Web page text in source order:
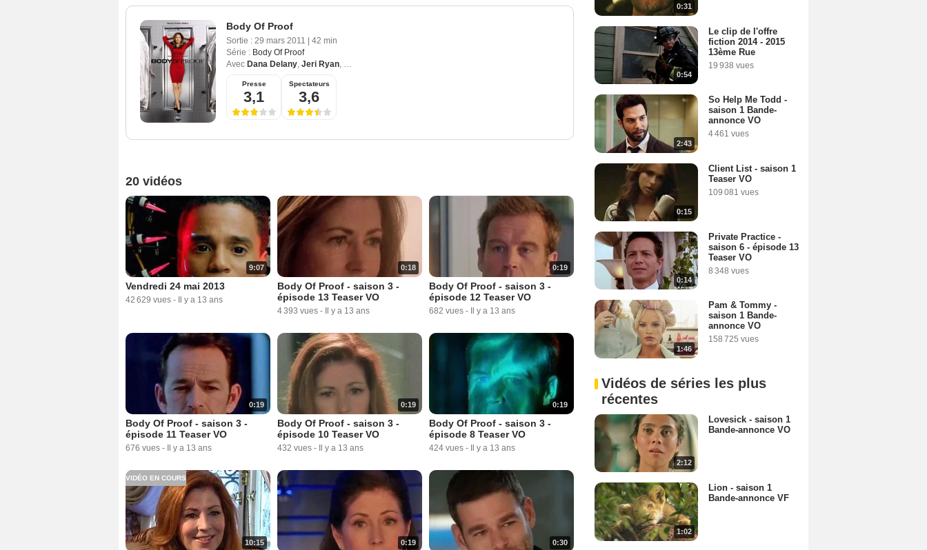
Body Of Proof
Sortie : 29 mars 2011
42 min
Série : Body Of Proof
Avec Dana Delany, Jeri Ryan, Geoffrey Arend
Presse
3,1
Spectateurs
3,6
20 vidéos
9:07
Vendredi 24 mai 2013
42 629 vues - Il y a 13 ans
0:18
Body Of Proof - saison 3 -
épisode 13 Teaser VO
4 393 vues - Il y a 13 ans
0:19
Body Of Proof - saison 3 -
épisode 12 Teaser VO
682 vues - Il y a 13 ans
0:19
Body Of Proof - saison 3 -
épisode 11 Teaser VO
676 vues - Il y a 13 ans
0:19
Body Of Proof - saison 3 -
épisode 10 Teaser VO
432 vues - Il y a 13 ans
0:19
Body Of Proof - saison 3 -
épisode 8 Teaser VO
424 vues - Il y a 13 ans
10:15
VIDÉO EN COURS
0:19 0:30
0:31
0:54
Le clip de l'offre
fiction 2014 - 2015
13ème Rue
19 938 vues
2:43
So Help Me Todd -
saison 1 Bande-
annonce VO
4 461 vues
0:15
Client List - saison 1
Teaser VO
109 081 vues
0:14
Private Practice -
saison 6 - épisode 13
Teaser VO
8 348 vues
1:46
Pam & Tommy -
saison 1 Bande-
annonce VO
158 725 vues
Vidéos de séries les plus
récentes
2:12
Lovesick - saison 1
Bande-annonce VO
1:02
Lion - saison 1
Bande-annonce VF